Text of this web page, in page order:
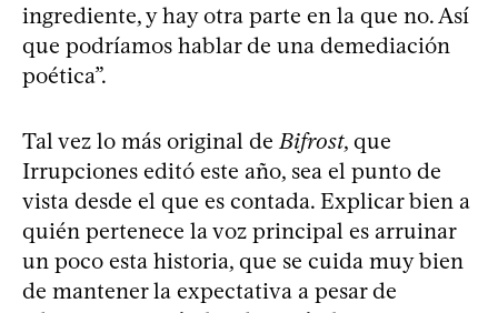
ingrediente, y hay otra parte en la que no. Así
que podríamos hablar de una demediación
poética”.
Tal vez lo más original deBifrost, que
Irrupciones editó este año, sea el punto de
vista desde el que es contada. Explicar bien a
quién pertenece la voz principal es arruinar
un poco esta historia, que se cuida muy bien
de mantener la expectativa a pesar de